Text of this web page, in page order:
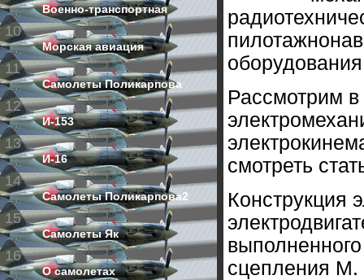
Военно-транспортная
10
Морская авиация
11
Самолеты Поликарпова
12
И-153
13
И-16
14
Самолеты Поликарпова2
15
Самолеты Як
16
О самолетах
Рассмотрим в
смотреть
Конструкция
сцепления М.